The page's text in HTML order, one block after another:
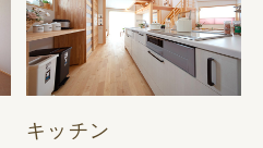
キッチン